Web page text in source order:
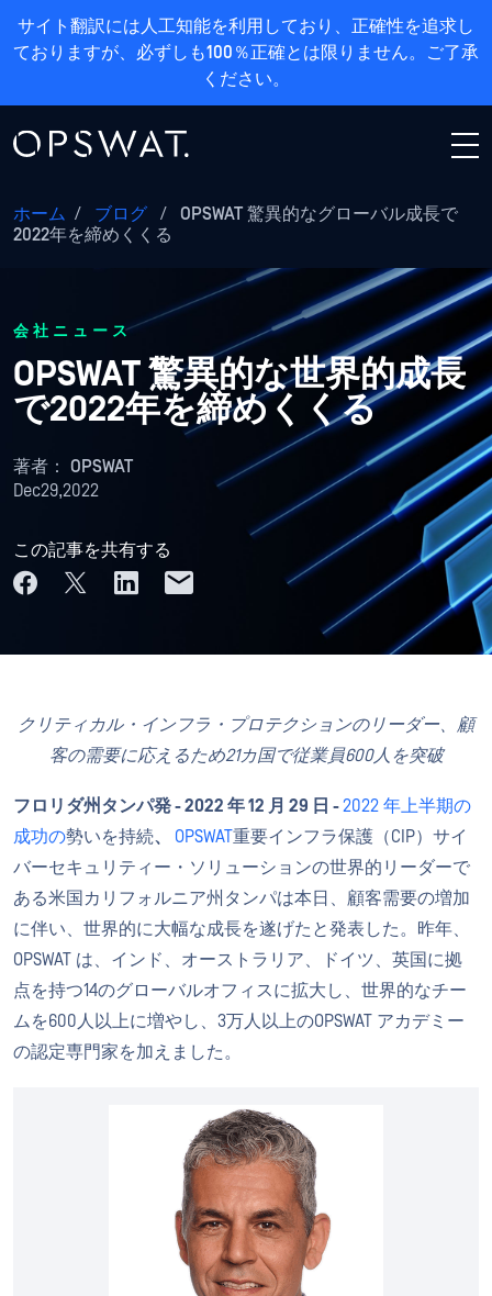
サイト翻訳には人工知能を利用しており、正確性を追求し
ておりますが、必ずしも100％正確とは限りません。ご了承
ください。
ホーム / ブログ /
OPSWAT 驚異的なグローバル成長で
2022年を締めくくる
会社ニュース
OPSWAT 驚異的な世界的成長
で2022年を締めくくる
著者： OPSWAT
Dec29,2022
この記事を共有する
クリティカル・インフラ・プロテクションのリーダー、顧
客の需要に応えるため21カ国で従業員600人を突破
フロリダ州タンパ発 -2022 年 12 月 29 日 -2022 年上半期の
成功の勢いを持続、 OPSWAT重要インフラ保護（CIP）サイ
バーセキュリティー・ソリューションの世界的リーダーで
ある米国カリフォルニア州タンパは本日、顧客需要の増加
に伴い、世界的に大幅な成長を遂げたと発表した。昨年、
OPSWAT は、インド、オーストラリア、ドイツ、英国に拠
点を持つ14のグローバルオフィスに拡大し、世界的なチー
ムを600人以上に増やし、3万人以上のOPSWAT アカデミー
の認定専門家を加えました。